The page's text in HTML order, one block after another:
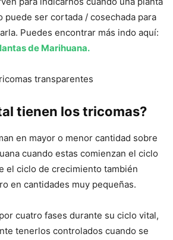
puede ser cortada / cosechada para
Puedes encontrar más indo aquí:
de Marihuana.
tienen los tricomas?
en mayor o menor cantidad sobre
cuando estas comienzan el ciclo
el ciclo de crecimiento también
en cantidades muy pequeñas.
cuatro fases durante su ciclo vital,
tenerlos controlados cuando se